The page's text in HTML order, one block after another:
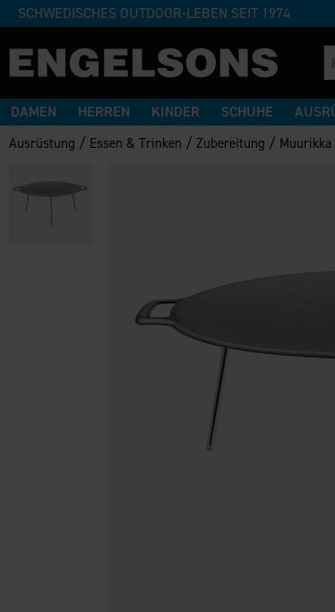
SCHWEDISCHES OUTDOOR-LEBEN SEIT 1974
DAMEN HERREN KINDER SCHUHE
Ausrüstung / Essen & Trinken /Zubereitung /